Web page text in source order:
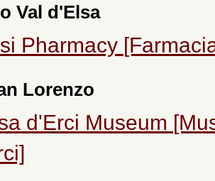
Val d'Elsa
Pharmacy
Lorenzo
d'Erci Museum